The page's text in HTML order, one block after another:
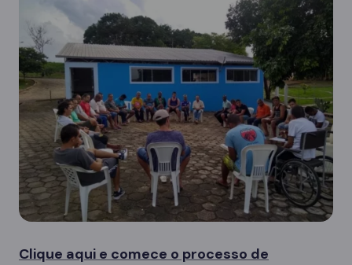
Clique aqui e comece o processo de